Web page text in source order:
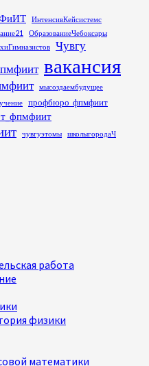
ИнтенсивКейсистемс
ОбразованиеЧебоксары
Чувгу
вакансия
мысоздаембудущее
профбюро_фпмфиит
чувгуэтомы школыгородаЧ
работа
физики
математики